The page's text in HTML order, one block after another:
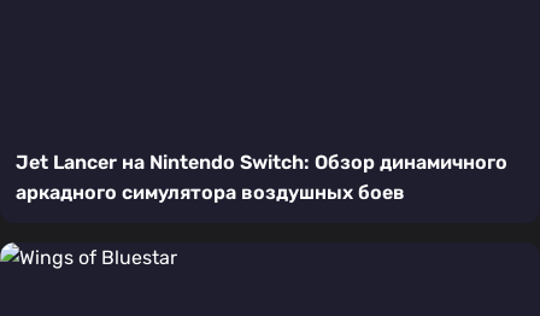
Jet Lancer на Nintendo Switch: Обзор динамичного
аркадного симулятора воздушных боев